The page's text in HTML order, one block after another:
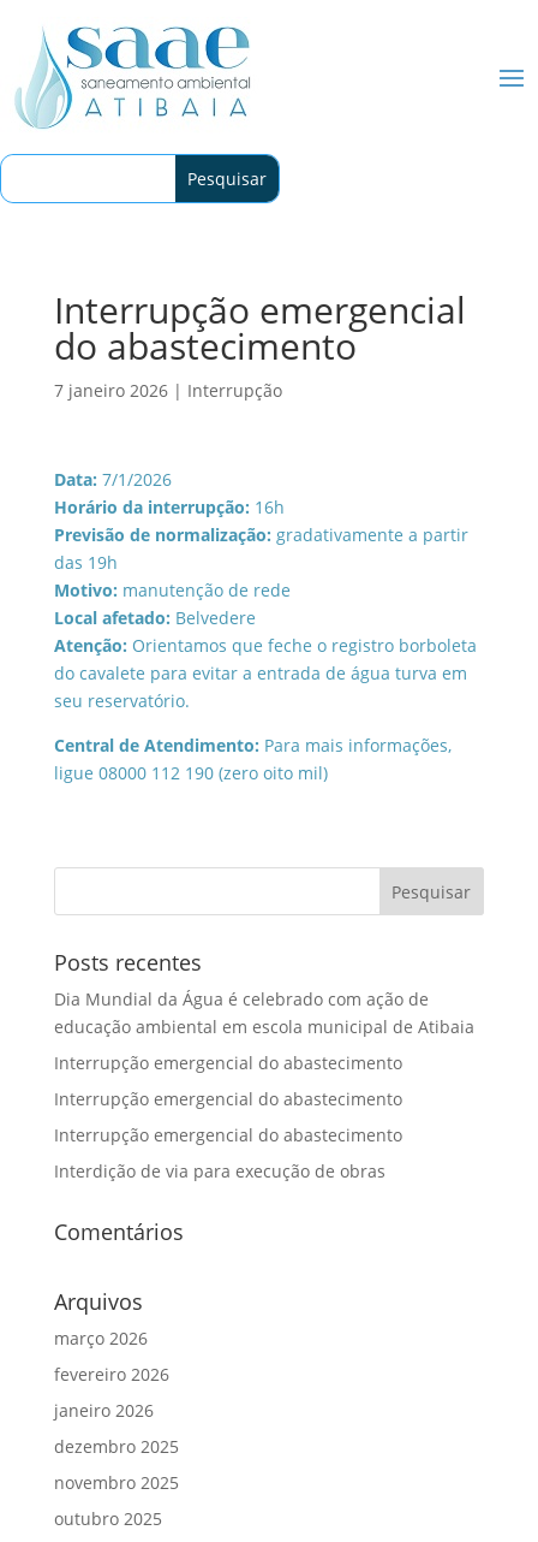
Interrupção emergencial
do abastecimento
7 janeiro 2026| Interrupção
Data: 7/1/2026
Horário da interrupção: 16h
Previsão de normalização: gradativamente a partir
das 19h
Motivo: manutenção de rede
Local afetado: Belvedere
Atenção: Orientamos que feche o registro borboleta
do cavalete para evitar a entrada de água turva em
seu reservatório.
Central de Atendimento: Para mais informações,
ligue 08000 112 190 (zero oito mil)
Posts recentes
Dia Mundial da Água é celebrado com ação de
educação ambiental em escola municipal de Atibaia
Interrupção emergencial do abastecimento
Interrupção emergencial do abastecimento
Interrupção emergencial do abastecimento
Interdição de via para execução de obras
Comentários
Arquivos
março 2026
fevereiro 2026
janeiro 2026
dezembro 2025
novembro 2025
outubro 2025